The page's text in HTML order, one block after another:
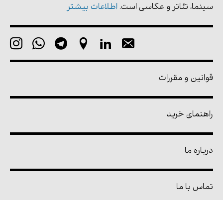
سینما، تئاتر و عکاسی است. اطلاعات بیشتر
قوانین و مقررات
راهنمای خرید
درباره ما
تماس با ما